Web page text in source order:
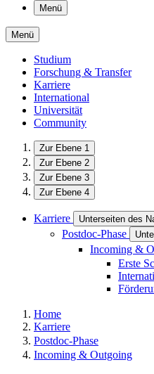
Menü
Menü
Studium
Forschung & Transfer
Karriere
International
Universität
Community
Zur Ebene 1
Zur Ebene 2
Zur Ebene 3
Zur Ebene 4
Karriere Unterseiten des
Postdoc-Phase
Incoming &
Erste
Home
Karriere
Postdoc-Phase
Incoming & Outgoing